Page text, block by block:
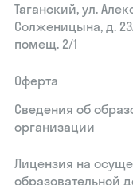
Таганский, ул.
Солженицына, д.
помещ. 2/1
Оферта
Сведения об
организации
Лицензия на
образовательной